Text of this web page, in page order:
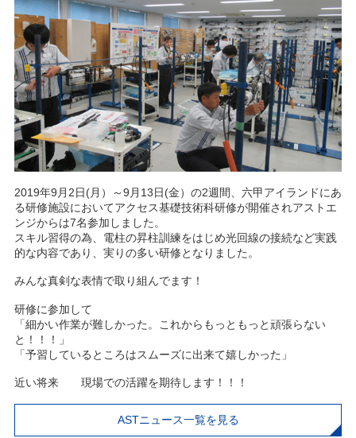
2019年9月2日(月）～9月13日(金）の2週間、六甲アイランドにあ
る研修施設においてアクセス基礎技術科研修が開催されアストエ
ンジからは7名参加しました。
スキル習得の為、電柱の昇柱訓練をはじめ光回線の接続など実践
的な内容であり、実りの多い研修となりました。
みんな真剣な表情で取り組んでます！
研修に参加して
「細かい作業が難しかった。これからもっともっと頑張らない
と！！！」
「予習しているところはスムーズに出来て嬉しかった」
近い将来 現場での活躍を期待します！！！
ASTニュース一覧を見る